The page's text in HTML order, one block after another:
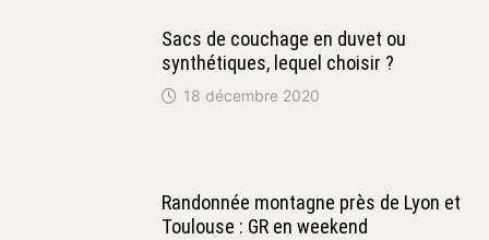
Sacs de couchage en duvet ou
synthétiques, lequel choisir ?
18 décembre 2020
Randonnée montagne près de Lyon et
Toulouse : GR en weekend